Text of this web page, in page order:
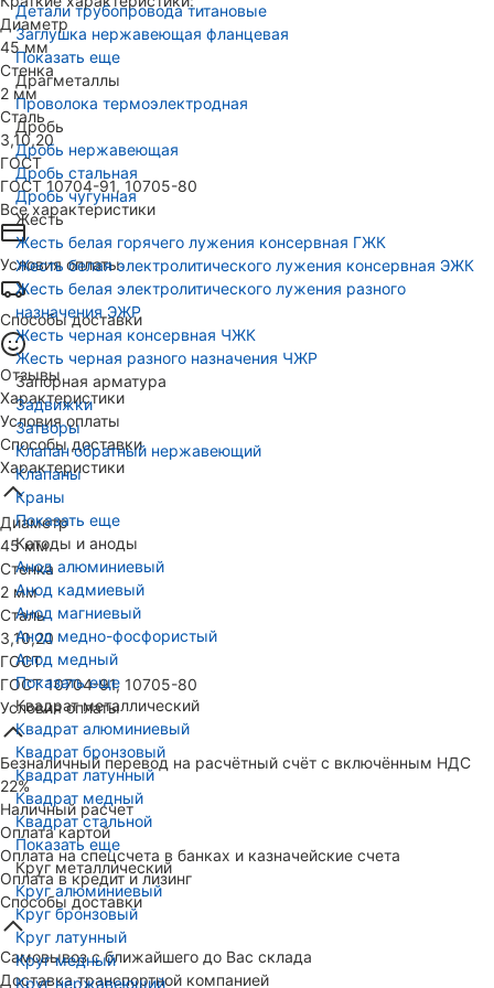
Детали трубопровода титановые
Заглушка нержавеющая фланцевая
Показать еще
Драгметаллы
Проволока термоэлектродная
Дробь
Дробь нержавеющая
Дробь стальная
Дробь чугунная
Жесть
Жесть белая горячего лужения консервная ГЖК
Жесть белая электролитического лужения консервная ЭЖК
Жесть белая электролитического лужения разного
назначения ЭЖР
Жесть черная консервная ЧЖК
Жесть черная разного назначения ЧЖР
Запорная арматура
Задвижки
Затворы
Клапан обратный нержавеющий
Клапаны
Краны
Показать еще
Катоды и аноды
Анод алюминиевый
Анод кадмиевый
Анод магниевый
Анод медно-фосфористый
Анод медный
Показать еще
Квадрат металлический
Квадрат алюминиевый
Квадрат бронзовый
Квадрат латунный
Квадрат медный
Квадрат стальной
Показать еще
Круг металлический
Круг алюминиевый
Круг бронзовый
Круг латунный
Круг медный
Круг нержавеющий
Диаметр
45 мм
Стенка
2 мм
Сталь
3,10,20
ГОСТ
ГОСТ 10704-91, 10705-80
Все характеристики
Условия оплаты
Способы доставки
Отзывы
Характеристики
Условия оплаты
Способы доставки
Характеристики
Диаметр
45 мм
Стенка
2 мм
Сталь
3,10,20
ГОСТ
ГОСТ 10704-91, 10705-80
Условия оплаты
Безналичный перевод на расчётный счёт с включённым НДС
22%
Наличный расчет
Оплата картой
Оплата на спецсчета в банках и казначейские счета
Оплата в кредит и лизинг
Способы доставки
Самовывоз с ближайшего до Вас склада
Доставка транспортной компанией